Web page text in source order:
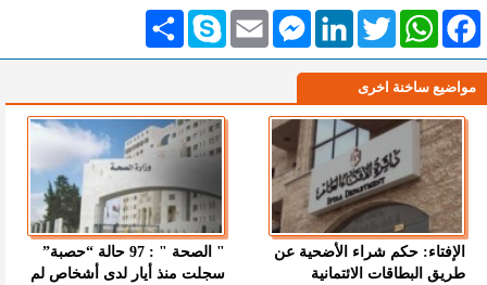
انشر Skype Email
MessengerLinkedInTwitterWhatsAppFacebook
مواضيع ساخنة اخرى
الإفتاء: حكم شراء الأضحية عن
طريق البطاقات الائتمانية
" الصحة " : 97 حالة “حصبة”
سجلت منذ أيار لدى أشخاص لم